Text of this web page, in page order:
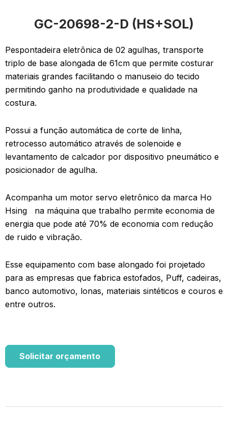
GC-20698-2-D (HS+SOL)
Pespontadeira eletrônica de 02 agulhas, transporte
triplo de base alongada de 61cm que permite costurar
materiais grandes facilitando o manuseio do tecido
permitindo ganho na produtividade e qualidade na
costura.
Possui a função automática de corte de linha,
retrocesso automático através de solenoide e
levantamento de calcador por dispositivo pneumático e
posicionador de agulha.
Acompanha um motor servo eletrônico da marca Ho
Hsing na máquina que trabalho permite economia de
energia que pode até 70% de economia com redução
de ruido e vibração.
Esse equipamento com base alongado foi projetado
para as empresas que fabrica estofados, Puff, cadeiras,
banco automotivo, lonas, materiais sintéticos e couros e
entre outros.
Solicitar orçamento